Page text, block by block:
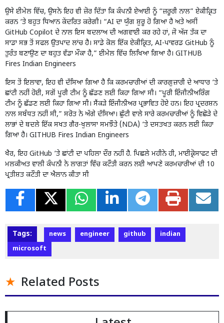
ਉਸੇ ਈਮੇਲ ਵਿੱਚ, ਉਸਨੇ ਇਹ ਵੀ ਜ਼ੋਰ ਦਿੱਤਾ ਕਿ ਕੰਪਨੀ ਏਆਈ ਨੂੰ “ਜ਼ਰੂਰੀ ਨਾਲ” ਏਕੀਕ੍ਰਿਤ
ਕਰਨ ‘ਤੇ ਬਹੁਤ ਧਿਆਨ ਕੇਂਦਰਿਤ ਕਰੇਗੀ। “AI ਦਾ ਯੁੱਗ ਸ਼ੁਰੂ ਹੋ ਗਿਆ ਹੈ ਅਤੇ ਅਸੀਂ
GitHub Copilot ਦੇ ਨਾਲ ਇਸ ਬਦਲਾਅ ਦੀ ਅਗਵਾਈ ਕਰ ਰਹੇ ਹਾਂ, ਜੋ ਅੱਜ ਤੱਕ ਦਾ
ਸਾਡਾ ਸਭ ਤੋਂ ਸਫਲ ਉਤਪਾਦ ਲਾਂਚ ਹੈ। ਸਾਡੇ ਕੋਲ ਇੱਕ ਏਕੀਕ੍ਰਿਤ, AI-ਪਾਵਰਡ GitHub ਨੂੰ
ਤੁਰੰਤ ਬਣਾਉਣ ਦਾ ਬਹੁਤ ਵੱਡਾ ਮੌਕਾ ਹੈ,” ਈਮੇਲ ਵਿੱਚ ਲਿਖਿਆ ਗਿਆ ਹੈ। GITHUB
Fires Indian Engineers
ਇਸ ਤੋਂ ਇਲਾਵਾ, ਇਹ ਵੀ ਦੱਸਿਆ ਗਿਆ ਹੈ ਕਿ ਕਰਮਚਾਰੀਆਂ ਦੀ ਕਾਰਗੁਜ਼ਾਰੀ ਦੇ ਆਧਾਰ ‘ਤੇ
ਛਾਂਟੀ ਨਹੀਂ ਹੋਈ, ਸਗੋਂ ਪੂਰੀ ਟੀਮ ਨੂੰ ਛੱਡਣ ਲਈ ਕਿਹਾ ਗਿਆ ਸੀ। “ਪੂਰੀ ਇੰਜੀਨੀਅਰਿੰਗ
ਟੀਮ ਨੂੰ ਛੱਡਣ ਲਈ ਕਿਹਾ ਗਿਆ ਸੀ। ਸੈਂਕੜੇ ਇੰਜੀਨੀਅਰ ਪ੍ਰਭਾਵਿਤ ਹੋਏ ਹਨ। ਇਹ ਪ੍ਰਦਰਸ਼ਨ
ਨਾਲ ਸਬੰਧਤ ਨਹੀਂ ਸੀ,” ਸਰੋਤ ਨੇ ਅੱਗੇ ਦੱਸਿਆ। ਛੁੱਟੀ ਵਾਲੇ ਸਾਰੇ ਕਰਮਚਾਰੀਆਂ ਨੂੰ ਵਿਛੋੜੇ ਦੇ
ਲਾਭਾਂ ਦੇ ਬਦਲੇ ਇੱਕ ਸਖਤ ਗੈਰ-ਖੁਲਾਸਾ ਸਮਝੌਤੇ (NDA) ‘ਤੇ ਦਸਤਖਤ ਕਰਨ ਲਈ ਕਿਹਾ
ਗਿਆ ਹੈ। GITHUB Fires Indian Engineers
ਖੈਰ, ਇਹ GitHub ‘ਤੇ ਛਾਂਟੀ ਦਾ ਪਹਿਲਾ ਦੌਰ ਨਹੀਂ ਹੈ. ਪਿਛਲੇ ਮਹੀਨੇ ਹੀ, ਮਾਈਕ੍ਰੋਸਾਫਟ ਦੀ
ਮਲਕੀਅਤ ਵਾਲੀ ਕੰਪਨੀ ਨੇ ਲਾਗਤਾਂ ਵਿੱਚ ਕਟੌਤੀ ਕਰਨ ਲਈ ਆਪਣੇ ਕਰਮਚਾਰੀਆਂ ਦੀ 10
ਪ੍ਰਤੀਸ਼ਤ ਕਟੌਤੀ ਦਾ ਐਲਾਨ ਕੀਤਾ ਸੀ
Tags: news engineer github
indian
microsoft
Related Posts